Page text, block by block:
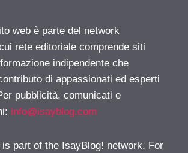
web è parte del network
rete editoriale comprende siti
indipendente che
di appassionati ed esperti
pubblicità, comunicati e
info@isayblog.com
part of the IsayBlog! network. For